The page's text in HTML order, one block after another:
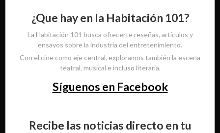
¿Que hay en la Habitación 101?
La Habitación 101 busca ofrecerte reseñas, artículos y
ensayos sobre la industria del entretenimiento.
Con el cine como eje central, exploramos también la escena
teatral, musical e incluso literaria.
Síguenos en Facebook
Recibe las noticias directo en tu